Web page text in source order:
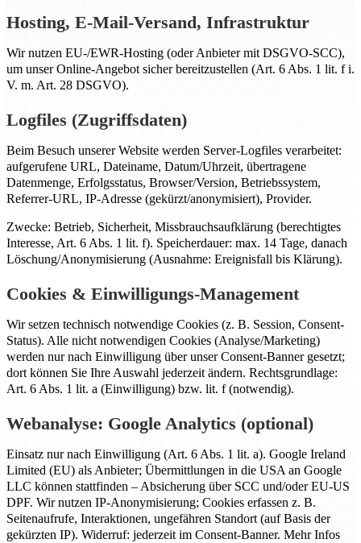
Hosting, E-Mail-Versand, Infrastruktur
Wir nutzen EU-/EWR-Hosting (oder Anbieter mit DSGVO-SCC),
um unser Online-Angebot sicher bereitzustellen (Art. 6 Abs. 1 lit. f i.
V. m. Art. 28 DSGVO).
Logfiles (Zugriffsdaten)
Beim Besuch unserer Website werden Server-Logfiles verarbeitet:
aufgerufene URL, Dateiname, Datum/Uhrzeit, übertragene
Datenmenge, Erfolgsstatus, Browser/Version, Betriebssystem,
Referrer-URL, IP-Adresse (gekürzt/anonymisiert), Provider.
Zwecke: Betrieb, Sicherheit, Missbrauchsaufklärung (berechtigtes
Interesse, Art. 6 Abs. 1 lit. f). Speicherdauer: max. 14 Tage, danach
Löschung/Anonymisierung (Ausnahme: Ereignisfall bis Klärung).
Cookies & Einwilligungs-Management
Wir setzen technisch notwendige Cookies (z. B. Session, Consent-
Status). Alle nicht notwendigen Cookies (Analyse/Marketing)
werden nur nach Einwilligung über unser Consent-Banner gesetzt;
dort können Sie Ihre Auswahl jederzeit ändern. Rechtsgrundlage:
Art. 6 Abs. 1 lit. a (Einwilligung) bzw. lit. f (notwendig).
Webanalyse: Google Analytics (optional)
Einsatz nur nach Einwilligung (Art. 6 Abs. 1 lit. a). Google Ireland
Limited (EU) als Anbieter; Übermittlungen in die USA an Google
LLC können stattfinden – Absicherung über SCC und/oder EU-US
DPF. Wir nutzen IP-Anonymisierung; Cookies erfassen z. B.
Seitenaufrufe, Interaktionen, ungefähren Standort (auf Basis der
gekürzten IP). Widerruf: jederzeit im Consent-Banner. Mehr Infos